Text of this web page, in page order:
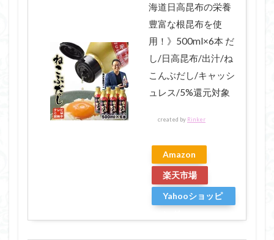
海道日高昆布の栄養
豊富な根昆布を使
用！》500ml×6本 だ
し/日高昆布/出汁/ね
こんぶだし/キャッシ
ュレス/5%還元対象
created by Rinker
Amazon
楽天市場
Yahooショッピ